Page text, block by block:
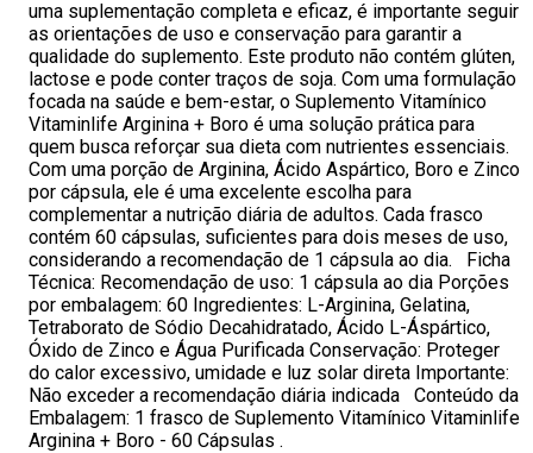
uma suplementação completa e eficaz, é importante seguir
as orientações de uso e conservação para garantir a
qualidade do suplemento. Este produto não contém glúten,
lactose e pode conter traços de soja. Com uma formulação
focada na saúde e bem-estar, o Suplemento Vitamínico
Vitaminlife Arginina + Boro é uma solução prática para
quem busca reforçar sua dieta com nutrientes essenciais.
Com uma porção de Arginina, Ácido Aspártico, Boro e Zinco
por cápsula, ele é uma excelente escolha para
complementar a nutrição diária de adultos. Cada frasco
contém 60 cápsulas, suficientes para dois meses de uso,
considerando a recomendação de 1 cápsula ao dia. Ficha
Técnica: Recomendação de uso: 1 cápsula ao dia Porções
por embalagem: 60 Ingredientes: L-Arginina, Gelatina,
Tetraborato de Sódio Decahidratado, Ácido L-Áspártico,
Óxido de Zinco e Água Purificada Conservação: Proteger
do calor excessivo, umidade e luz solar direta Importante:
Não exceder a recomendação diária indicada Conteúdo da
Embalagem: 1 frasco de Suplemento Vitamínico Vitaminlife
Arginina + Boro - 60 Cápsulas .